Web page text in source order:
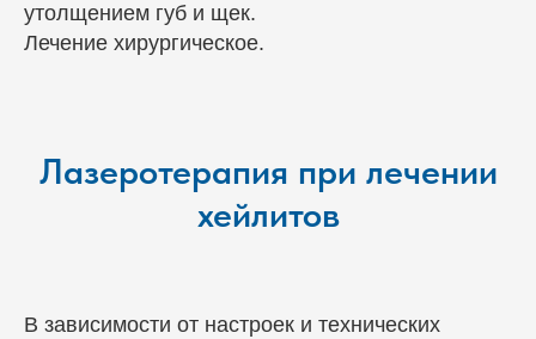
утолщением губ и щек.
Лечение хирургическое.
Лазеротерапия при лечении
хейлитов
В зависимости от настроек и технических